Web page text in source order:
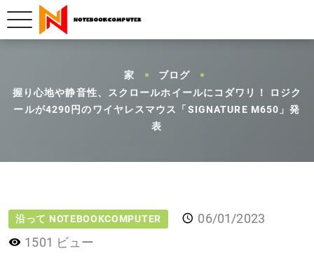
家
ブログ
握り心地や静音性、スクロールホイールにコダワリ！ ロジク
ールが4290円のワイヤレスマウス「SIGNATURE M650」発
表
沿って NOTEBOOKCOMPUTER
06/01/2023
1501 ビュー